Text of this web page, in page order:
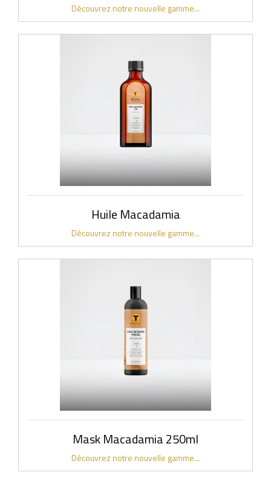
Découvrez notre nouvelle gamme...
Huile Macadamia
Découvrez notre nouvelle gamme...
Mask Macadamia 250ml
Découvrez notre nouvelle gamme...